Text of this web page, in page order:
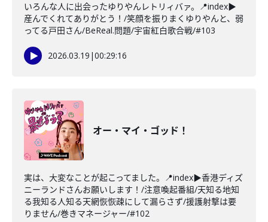
いろんな人に出会ったゆりやんレトリィバァ。📍index▶
産んでくれてありがとう！/笑顔を振りまくゆりやんと、弱
ってる戸田さん/BeReal.問題/宇宙紅白歌合戦/#103
2026.03.19 |00:29:16
オー・マイ・ゴッド！
実は、大変なことが起こってました。📍index▶香港ディズ
ニーランドさんお願いします！/注意喚起番組/天知る地知
る我知る人知る天網恢恢疎にして漏らさず/援護射撃は要
りません/巻きマネージャー/#102